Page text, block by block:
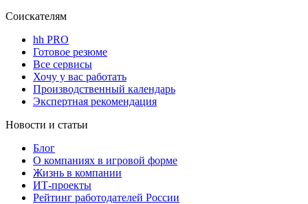
Соискателям
hh PRO
Готовое резюме
Все сервисы
Хочу у вас работать
Производственный календарь
Экспертная рекомендация
Новости и статьи
Блог
О компаниях в игровой форме
Жизнь в компании
ИТ-проекты
Рейтинг работодателей России